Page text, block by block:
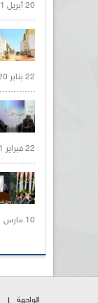
20 أبريل 2021 |
22 يناير 2020 |
22 فبراير 2021 |
10 مارس 2021 |
الواجهة